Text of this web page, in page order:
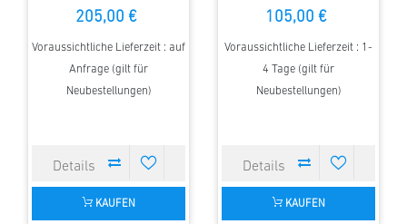
205,00 €
Voraussichtliche Lieferzeit : auf
Anfrage (gilt für
Neubestellungen)
KAUFEN
105,00 €
Voraussichtliche Lieferzeit : 1-
4 Tage (gilt für
Neubestellungen)
KAUFEN